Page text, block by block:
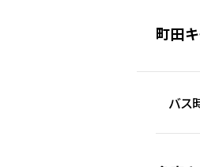
町田
バス